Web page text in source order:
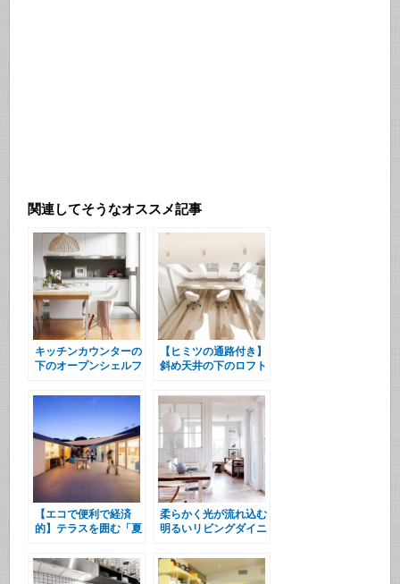
関連してそうなオススメ記事
キッチンカウンターの
下のオープンシェルフ
【ヒミツの通路付き】
斜め天井の下のロフト
【エコで便利で経済
的】テラスを囲む「夏
柔らかく光が流れ込む
明るいリビングダイニ